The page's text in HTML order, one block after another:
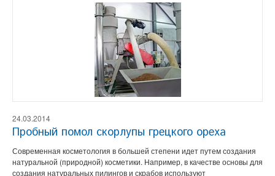
24.03.2014
Пробный помол скорлупы грецкого ореха
Современная косметология в большей степени идет путем создания
натуральной (природной) косметики. Например, в качестве основы для
создания натуральных пилингов и скрабов используют